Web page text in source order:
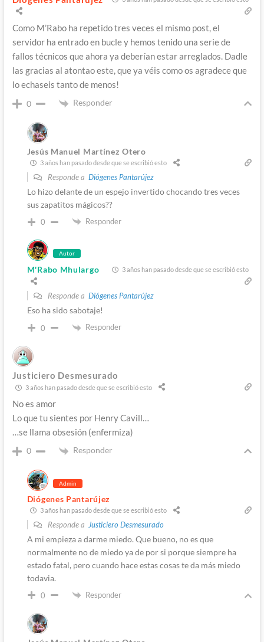
Como M’Rabo ha repetido tres veces el mismo post, el
servidor ha entrado en bucle y hemos tenido una serie de
fallos técnicos que ahora ya deberían estar arreglados. Dadle
las gracias al atontao este, que ya véis como os agradece que
lo echaseis tanto de menos!
0 Responder
Jesús Manuel Martínez Otero
3 años han pasado desde que se escribió esto
Responde a Diógenes Pantarújez
Lo hizo delante de un espejo invertido chocando tres veces
sus zapatitos mágicos??
0 Responder
Autor
M'Rabo Mhulargo 3 años han pasado desde que se escribió esto
Responde a Diógenes Pantarújez
Eso ha sido sabotaje!
0 Responder
Justiciero Desmesurado
3 años han pasado desde que se escribió esto
No es amor
Lo que tu sientes por Henry Cavill…
…se llama obsesión (enfermiza)
0 Responder
Admin
Diógenes Pantarújez
3 años han pasado desde que se escribió esto
Responde a Justiciero Desmesurado
A mi empieza a darme miedo. Que bueno, no es que
normalmente no de miedo ya de por si porque siempre ha
estado fatal, pero cuando hace estas cosas te da más miedo
todavia.
0 Responder